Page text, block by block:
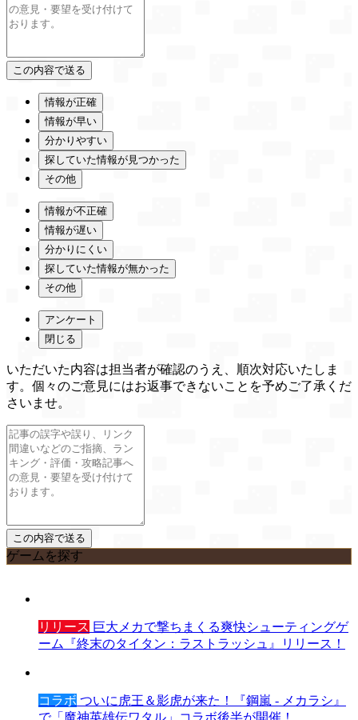
情報が正確
情報が早い
分かりやすい
探していた情報が見つかった
その他
情報が不正確
情報が遅い
分かりにくい
探していた情報が無かった
その他
アンケート
閉じる
いただいた内容は担当者が確認のうえ、順次対応いたしま
す。個々のご意見にはお返事できないことを予めご了承くだ
さいませ。
ゲームを探す
リリース 巨大メカで撃ちまくる爽快シューティングゲ
ーム『終末のタイタン：ラストラッシュ』リリース！
コラボ ついに虎王＆影虎が来た！『鋼嵐 - メカラシ』
で「魔神英雄伝ワタル」コラボ後半が開催！